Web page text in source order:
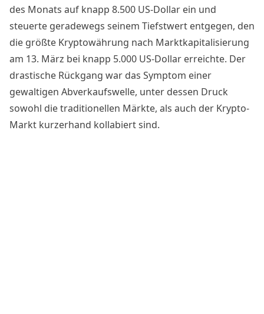
des Monats auf knapp 8.500 US-Dollar ein und
steuerte geradewegs seinem Tiefstwert entgegen, den
die größte Kryptowährung nach Marktkapitalisierung
am 13. März bei knapp 5.000 US-Dollar erreichte. Der
drastische Rückgang war das Symptom einer
gewaltigen Abverkaufswelle, unter dessen Druck
sowohl die traditionellen Märkte, als auch der Krypto-
Markt kurzerhand kollabiert sind.